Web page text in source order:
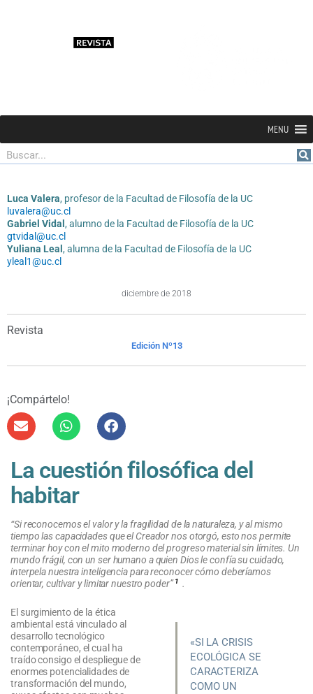
MENU
Buscar
Luca Valera, profesor de la Facultad de Filosofía de la UC
luvalera@uc.cl
Gabriel Vidal , alumno de la Facultad de Filosofía de la UC
gtvidal@uc.cl
Yuliana Leal , alumna de la Facultad de Filosofía de la UC
yleal1@uc.cl
diciembre de 2018
Revista
Edición Nº13
¡Compártelo!
La cuestión filosófica del
habitar
“Si reconocemos el valor y la fragilidad de la naturaleza, y al mismo
tiempo las capacidades que el Creador nos otorgó, esto nos permite
terminar hoy con el mito moderno del progreso material sin límites. Un
mundo frágil, con un ser humano a quien Dios le confía su cuidado,
interpela nuestra inteligencia para reconocer cómo deberíamos
orientar, cultivar y limitar nuestro poder” 1 .
«SI LA CRISIS
ECOLÓGICA SE
CARACTERIZA
COMO UN
El surgimiento de la ética
ambiental está vinculado al
desarrollo tecnológico
contemporáneo, el cual ha
traído consigo el despliegue de
enormes potencialidades de
transformación del mundo,